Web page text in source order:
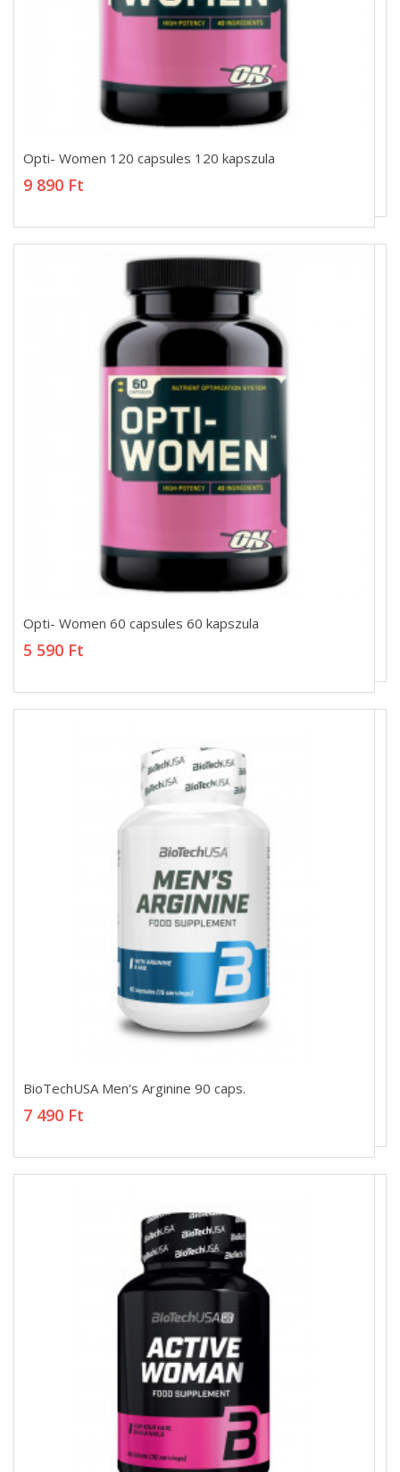
Opti- Women 120 capsules 120 kapszula
9 890 Ft
Opti- Women 120 capsules 120 kapszula
9 890 Ft
Opti- Women 60 capsules 60 kapszula
5 590 Ft
Opti- Women 60 capsules 60 kapszula
5 590 Ft
BioTechUSA Men's Arginine 90 caps.
7 490 Ft
BioTechUSA Men's Arginine 90 caps.
7 490 Ft